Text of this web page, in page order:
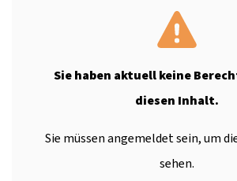
Sie haben aktuell keine
diesen Inhalt.
Sie müssen angemeldet sein, um
sehen.